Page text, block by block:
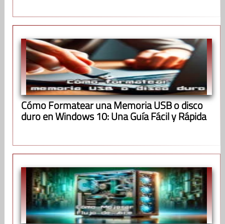
Cómo Formatear una Memoria USB o disco
duro en Windows 10: Una Guía Fácil y Rápida